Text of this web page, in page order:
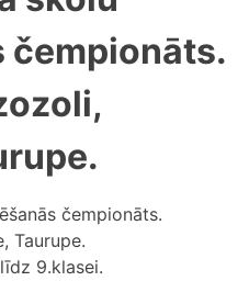
čempionāts.
čempionāts.
Taurupe.
9.klasei.